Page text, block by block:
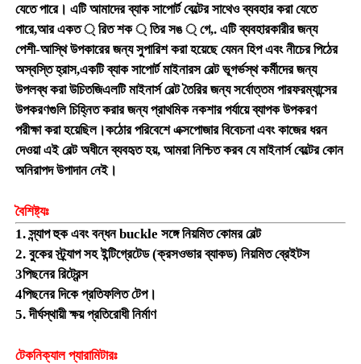
বাড়ি
পণ্য
আমাদের সম্পর্কে
কারখানা ভ্রমণ
মান নিয়ন্ত্রণ
যেতে পারে। এটি আমাদের ব্যাক সাপোর্ট বেল্টের সাথেও ব্যবহার করা যেতে
পারে,আর একত ্ রিত শক ্ তির সঙ ্ গে,. এটি ব্যবহারকারীর জন্য
পেশী-আস্থি উপকারের জন্য সুপারিশ করা হয়েছে যেমন হিপ এবং নীচের পিঠের
অস্বস্তি হ্রাস,একটি ব্যাক সাপোর্ট মাইনারস বেল্ট ভূগর্ভস্থ কর্মীদের জন্য
উপলব্ধ করা উচিতজিএলটি মাইনার্স বেল্ট তৈরির জন্য সর্বোত্তম পারফরম্যান্সের
উপকরণগুলি চিহ্নিত করার জন্য প্রাথমিক নকশার পর্যায়ে ব্যাপক উপকরণ
পরীক্ষা করা হয়েছিল।কঠোর পরিবেশে এক্সপোজার বিবেচনা এবং কাজের ধরন
দেওয়া এই বেল্ট অধীনে ব্যবহৃত হয়, আমরা নিশ্চিত করব যে মাইনার্স বেল্টের কোন
অনিরাপদ উপাদান নেই।
বৈশিষ্ট্যঃ
1. স্ন্যাপ হুক এবং বন্ধন buckle সঙ্গে নিয়মিত কোমর বেল্ট
2. বুকের স্ট্র্যাপ সহ ইন্টিগ্রেটেড (ক্রসওভার ব্যাকড) নিয়মিত ব্রেইটস
3পিছনের রিট্রেন্স
4পিছনের দিকে প্রতিফলিত টেপ।
5. দীর্ঘস্থায়ী ক্ষয় প্রতিরোধী নির্মাণ
টেকনিক্যাল প্যারামিটারঃ